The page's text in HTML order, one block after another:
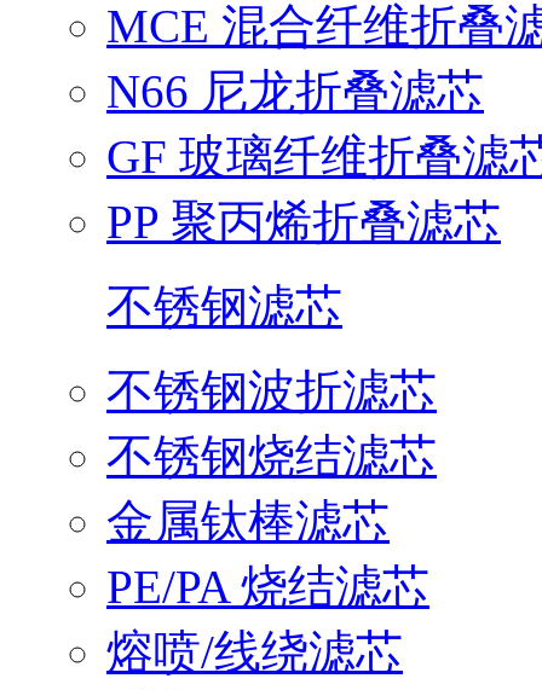
MCE 混合纤维折叠
N66 尼龙折叠滤芯
GF 玻璃纤维折叠滤
PP 聚丙烯折叠滤芯
不锈钢滤芯
不锈钢波折滤芯
不锈钢烧结滤芯
金属钛棒滤芯
PE/PA 烧结滤芯
熔喷/线绕滤芯